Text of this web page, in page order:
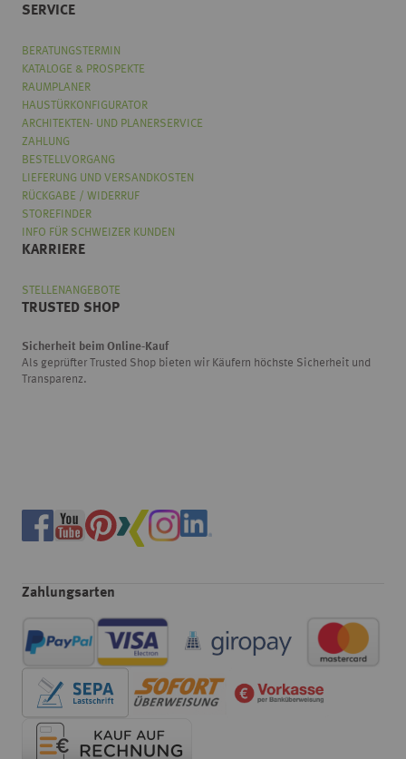
SERVICE
BERATUNGSTERMIN
KATALOGE & PROSPEKTE
RAUMPLANER
HAUSTÜRKONFIGURATOR
ARCHITEKTEN- UND PLANERSERVICE
ZAHLUNG
BESTELLVORGANG
LIEFERUNG UND VERSANDKOSTEN
RÜCKGABE / WIDERRUF
STOREFINDER
INFO FÜR SCHWEIZER KUNDEN
KARRIERE
STELLENANGEBOTE
TRUSTED SHOP
Sicherheit beim Online-Kauf
Als geprüfter Trusted Shop bieten wir Käufern höchste Sicherheit und
Transparenz.
Zahlungsarten